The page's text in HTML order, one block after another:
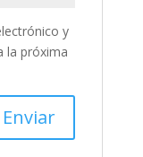
y
la próxima